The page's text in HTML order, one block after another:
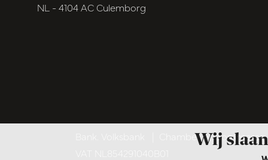
NL - 4104 AC Culemborg
Chamber of
Wij